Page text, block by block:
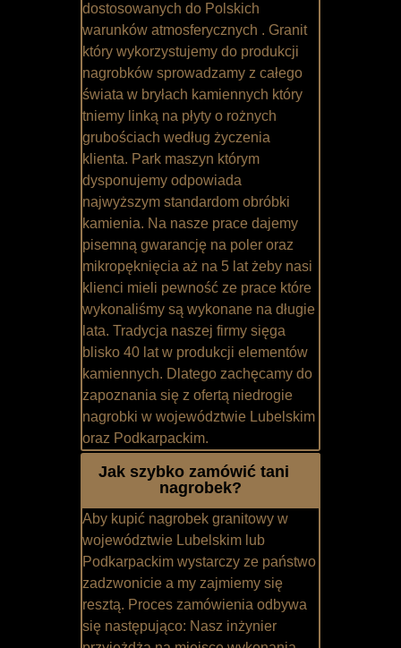
dostosowanych do Polskich
warunków atmosferycznych . Granit
który wykorzystujemy do produkcji
nagrobków sprowadzamy z całego
świata w bryłach kamiennych który
tniemy linką na płyty o rożnych
grubościach według życzenia
klienta. Park maszyn którym
dysponujemy odpowiada
najwyższym standardom obróbki
kamienia. Na nasze prace dajemy
pisemną gwarancję na poler oraz
mikropęknięcia aż na 5 lat żeby nasi
klienci mieli pewność ze prace które
wykonaliśmy są wykonane na długie
lata. Tradycja naszej firmy sięga
blisko 40 lat w produkcji elementów
kamiennych. Dlatego zachęcamy do
zapoznania się z ofertą niedrogie
nagrobki w województwie Lubelskim
oraz Podkarpackim.
Jak szybko zamówić tani
nagrobek?
Aby kupić nagrobek granitowy w
województwie Lubelskim lub
Podkarpackim wystarczy ze państwo
zadzwonicie a my zajmiemy się
resztą. Proces zamówienia odbywa
się następująco: Nasz inżynier